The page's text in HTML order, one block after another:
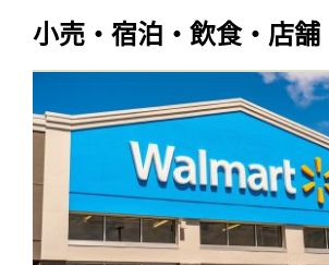
小売・宿泊・飲食・店舗